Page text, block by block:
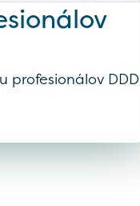
profesionálov DDD